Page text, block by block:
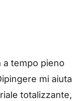
a tempo pieno
mi aiuta
totalizzante,